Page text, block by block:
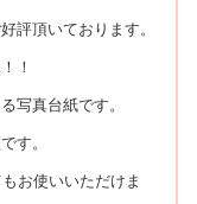
評頂いております。
！
写真台紙です。
す。
お使いいただけま